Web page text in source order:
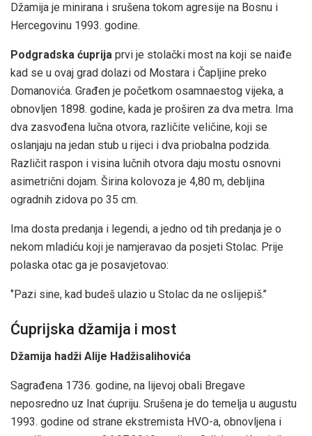
Džamija je minirana i srušena tokom agresije na Bosnu i
Hercegovinu 1993. godine.
Podgradska ćuprija prvi je stolački most na koji se naiđe
kad se u ovaj grad dolazi od Mostara i Čapljine preko
Domanovića. Građen je početkom osamnaestog vijeka, a
obnovljen 1898. godine, kada je proširen za dva metra. Ima
dva zasvođena lučna otvora, različite veličine, koji se
oslanjaju na jedan stub u rijeci i dva priobalna podzida.
Različit raspon i visina lučnih otvora daju mostu osnovni
asimetrični dojam. Širina kolovoza je 4,80 m, debljina
ogradnih zidova po 35 cm.
Ima dosta predanja i legendi, a jedno od tih predanja je o
nekom mladiću koji je namjeravao da posjeti Stolac. Prije
polaska otac ga je posavjetovao:
‘’Pazi sine, kad budeš ulazio u Stolac da ne oslijepiš.’’
Ćuprijska džamija i most
Džamija hadži Alije Hadžisalihovića
Sagrađena 1736. godine, na lijevoj obali Bregave
neposredno uz Inat ćupriju. Srušena je do temelja u augustu
1993. godine od strane ekstremista HVO-a, obnovljena i